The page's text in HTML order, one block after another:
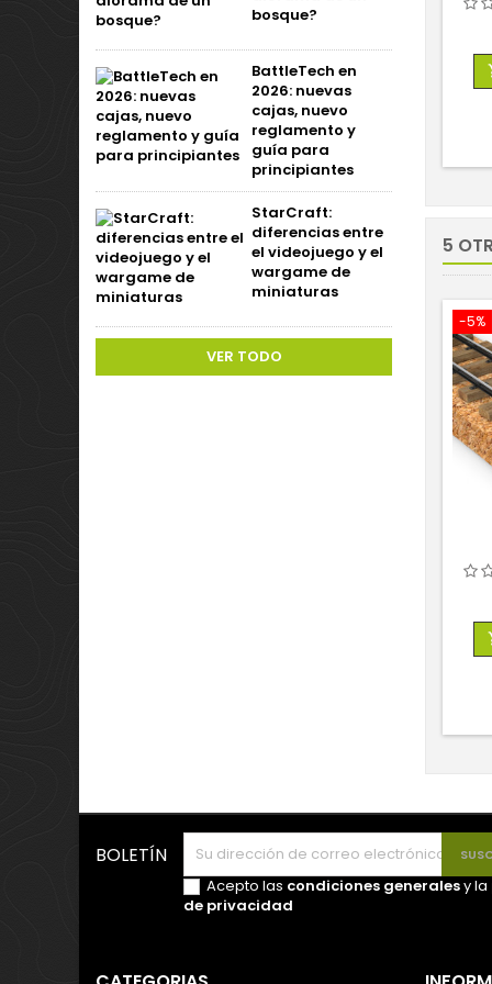
bosque?
BattleTech en
2026: nuevas
cajas, nuevo
reglamento y
guía para
principiantes
StarCraft:
diferencias entre
el videojuego y el
wargame de
miniaturas
VER TODO
5
-5%
BOLETÍN
Acepto las condiciones generalesy la
de privacidad